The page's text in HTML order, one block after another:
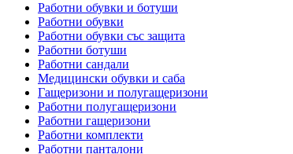
Работни обувки и ботуши
Работни обувки
Работни обувки със защита
Работни ботуши
Работни сандали
Медицински обувки и саба
Гащеризони и полугащеризони
Работни полугащеризони
Работни гащеризони
Работни комплекти
Работни панталони